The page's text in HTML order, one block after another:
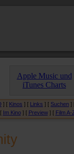
Apple Music und
iTunes Charts
] [ Kinos ] [ Links ] [ Suchen ]
Im Kino] [ Preview] [ Film A-